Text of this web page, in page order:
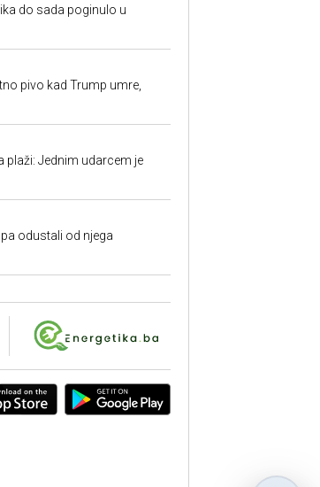
do sada poginulo u
pivo kad Trump umre,
plaži: Jednim udarcem je
odustali od njega